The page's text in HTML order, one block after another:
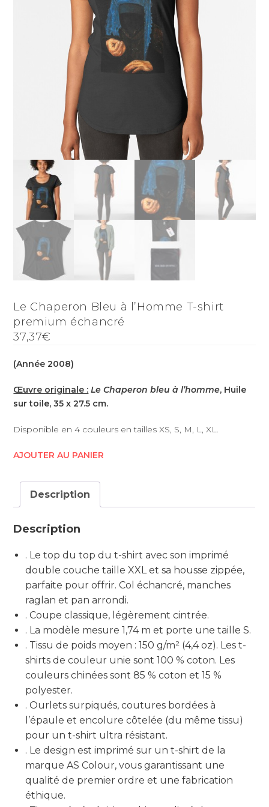
Le Chaperon Bleu à l’Homme T-shirt
premium échancré
37,37€
(Année 2008)
Œuvre originale : Le Chaperon bleu à l’homme, Huile
sur toile, 35 x 27.5 cm.
Disponible en 4 couleurs en tailles XS, S, M, L, XL.
AJOUTER AU PANIER
Description
Description
. Le top du top du t-shirt avec son imprimé
double couche taille XXL et sa housse zippée,
parfaite pour offrir. Col échancré, manches
raglan et pan arrondi.
. Coupe classique, légèrement cintrée.
. La modèle mesure 1,74 m et porte une taille S.
. Tissu de poids moyen : 150 g/m² (4,4 oz). Les t-
shirts de couleur unie sont 100 % coton. Les
couleurs chinées sont 85 % coton et 15 %
polyester.
. Ourlets surpiqués, coutures bordées à
l’épaule et encolure côtelée (du même tissu)
pour un t-shirt ultra résistant.
. Le design est imprimé sur un t-shirt de la
marque AS Colour, vous garantissant une
qualité de premier ordre et une fabrication
éthique.